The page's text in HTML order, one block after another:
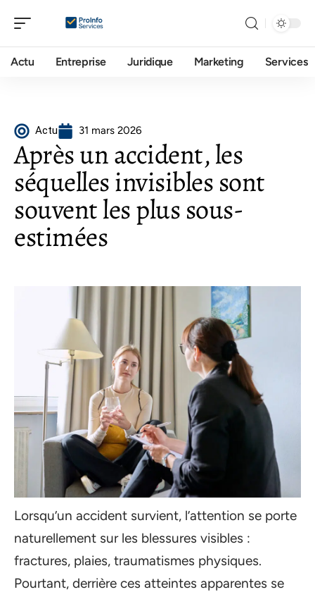
Actu Entreprise Juridique Marketing Services
Actu 31 mars 2026
Après un accident, les
séquelles invisibles sont
souvent les plus sous-
estimées
Lorsqu’un accident survient, l’attention se porte
naturellement sur les blessures visibles :
fractures, plaies, traumatismes physiques.
Pourtant, derrière ces atteintes apparentes se